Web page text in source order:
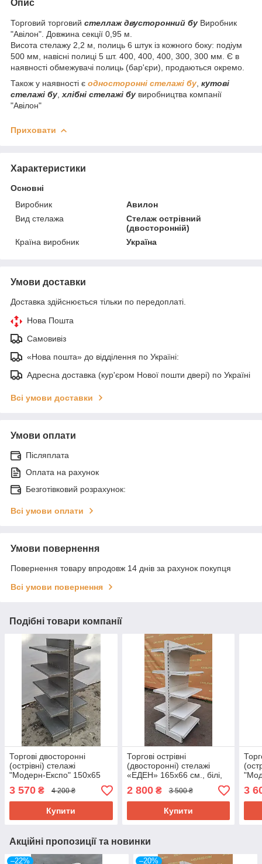
Опис
Торговий торговий стеллаж двусторонний бу Виробник
"Авілон". Довжина секції 0,95 м.
Висота стелажу 2,2 м, полиць 6 штук із кожного боку: подіум
500 мм, навісні полиці 5 шт. 400, 400, 400, 300, 300 мм. Є в
наявності обмежувачі полиць (бар'єри), продаються окремо.
Також у наявності є односторонні стелажі бу кутові
стелажі бу хлібні стелажі бу виробництва компанії
"Авілон"
Приховати
Характеристики
Основні
Виробник
Авилон
Вид стелажа
Стелаж острівний
(двосторонній)
Країна виробник
Україна
Умови доставки
Доставка здійснюється тільки по передоплаті.
Нова Пошта
Самовивіз
«Нова пошта» до відділення по Україні:
Адресна доставка (кур'єром Нової пошти двері) по Україні
Всі умови доставки
Умови оплати
Післяплата
Оплата на рахунок
Безготівковий розрахунок:
Всі умови оплати
Умови повернення
Повернення товару впродовж 14 днів за рахунок покупця
Всі умови повернення
Подібні товари компанії
Торгові двосторонні
(острівні) стелажі
"Модерн-Експо" 150х65
см. Б/у
3 570 ₴ 4 200 ₴
Купити
Торгові острівні
(двосторонні) стелажі
«ЕДЕН» 165х66 см., білі,
Б/у
2 800₴ 3 500 ₴
Купити
см.
3
Акційні пропозиції та новинки
–22% –20%